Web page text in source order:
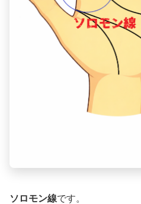
ソロモン線です。